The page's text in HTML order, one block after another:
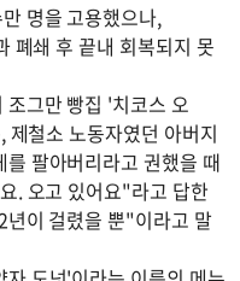
명을 고용했으나,
폐쇄 후 끝내 회복되지 못
그만 빵집 '치코스 오
철소 노동자였던 아버지
팔아버리라고 권했을 때
. 오고 있어요"라고 답한
이 걸렸을 뿐"이라고 말